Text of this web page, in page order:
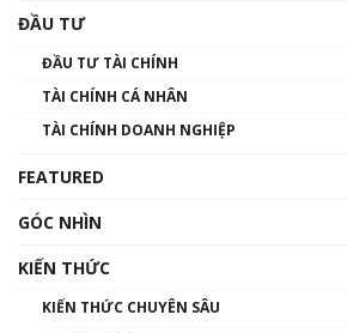
00:02:14
Nhìn lại năm 2022: Những
đến hệ sinh thái tiền mã
ĐẦU TƯ
ĐẦU TƯ TÀI CHÍNH
TÀI CHÍNH CÁ NHÂN
TÀI CHÍNH DOANH NGHIỆP
FEATURED
GÓC NHÌN
KIẾN THỨC
KIẾN THỨC CHUYÊN SÂU